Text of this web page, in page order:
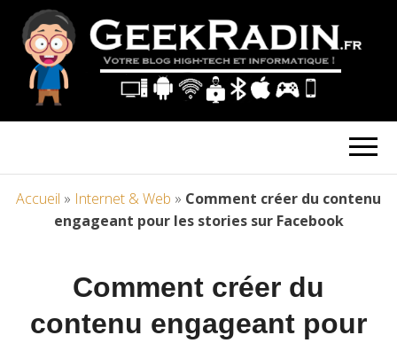
Accueil » Internet & Web » Comment créer du contenu
engageant pour les stories sur Facebook
Comment créer du
contenu engageant pour